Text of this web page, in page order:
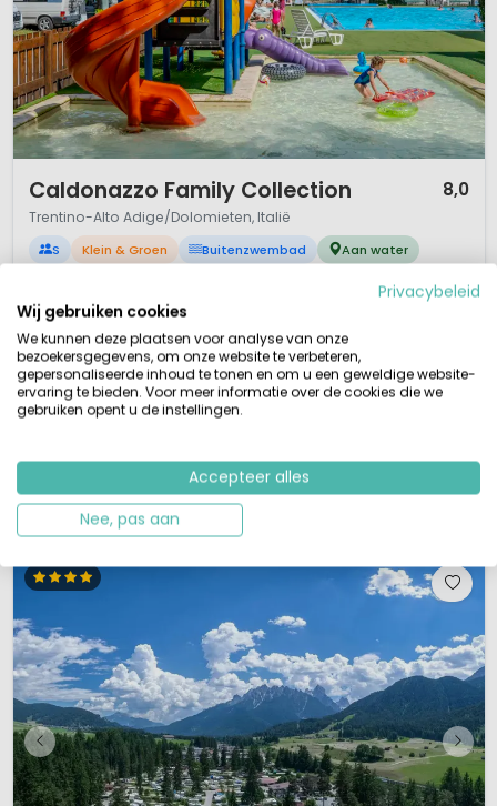
Caldonazzo Family Collection 8,0
Trentino-Alto Adige/Dolomieten, Italië
S Klein & Groen Buitenzwembad Aan water
Buitenzwembad/ apart kleuterbad half mei/begin sept
Rustige camping, ideaal gezinnen kinderen
Nederlandse animatie! 1 juli /31 aug.
Camping Caldonazzo Family Collection ligt op 50 meter loopafstand van
het Lago di Caldonazzo. De camping is een vrij kleine, overzichtelijke
camping. Kwaliteit is op deze camping belangrijk. Voor wie van rust houdt,
Midden in het prachtige groene, bosrijke landschap van Trentino...
Bekijk details Bekijk 2 aanbieders
Privacybeleid
Wij gebruiken cookies
We kunnen deze plaatsen voor analyse van onze
bezoekersgegevens, om onze website te verbeteren,
gepersonaliseerde inhoud te tonen en om u een geweldige website-
ervaring te bieden. Voor meer informatie over de cookies die we
gebruiken opent u de instellingen.
Accepteer alles
Nee, pas aan